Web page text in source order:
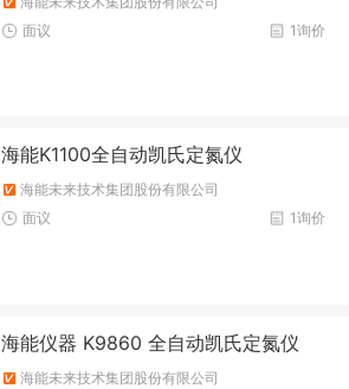
1询价
面议
海能K1100全自动凯氏定氮仪
海能未来技术集团股份有限公司
1询价
面议
海能仪器 K9860 全自动凯氏定氮仪
海能未来技术集团股份有限公司